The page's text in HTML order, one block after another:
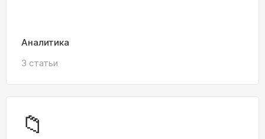
Аналитика
3 статьи
📁